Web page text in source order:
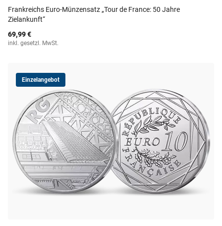
Frankreichs Euro-Münzensatz „Tour de France: 50 Jahre
Zielankunft“
69,99 €
inkl. gesetzl. MwSt.
Einzelangebot